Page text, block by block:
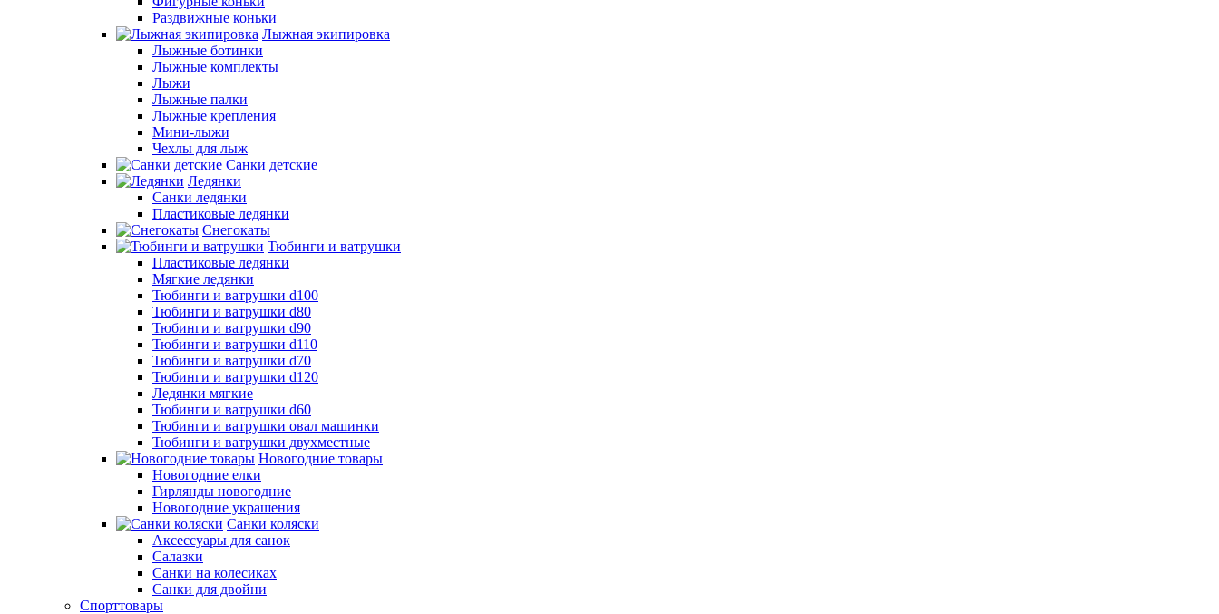
Раздвижные коньки
Лыжная экипировка
Лыжные ботинки
Лыжные комплекты
Лыжи
Лыжные палки
Лыжные крепления
Мини-лыжи
Чехлы для лыж
Санки детские
Ледянки
Санки ледянки
Пластиковые ледянки
Снегокаты
Тюбинги и ватрушки
Пластиковые ледянки
Мягкие ледянки
Тюбинги и ватрушки d100
Тюбинги и ватрушки d80
Тюбинги и ватрушки d90
Тюбинги и ватрушки d110
Тюбинги и ватрушки d70
Тюбинги и ватрушки d120
Ледянки мягкие
Тюбинги и ватрушки d60
Тюбинги и ватрушки овал машинки
Тюбинги и ватрушки двухместные
Новогодние товары
Новогодние елки
Гирлянды новогодние
Новогодние украшения
Санки коляски
Аксессуары для санок
Салазки
Санки на колесиках
Санки для двойни
Спорттовары